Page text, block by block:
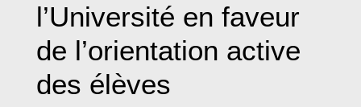
l’Université en faveur
de l’orientation active
des élèves